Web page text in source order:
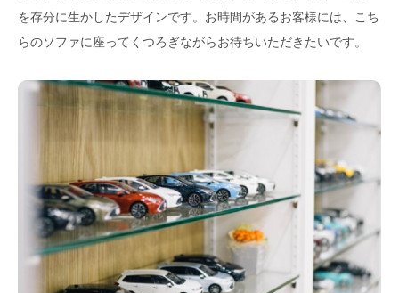
を存分に生かしたデザインです。お時間があるお客様には、こち
らのソファに座ってくつろぎながらお待ちいただきたいです。